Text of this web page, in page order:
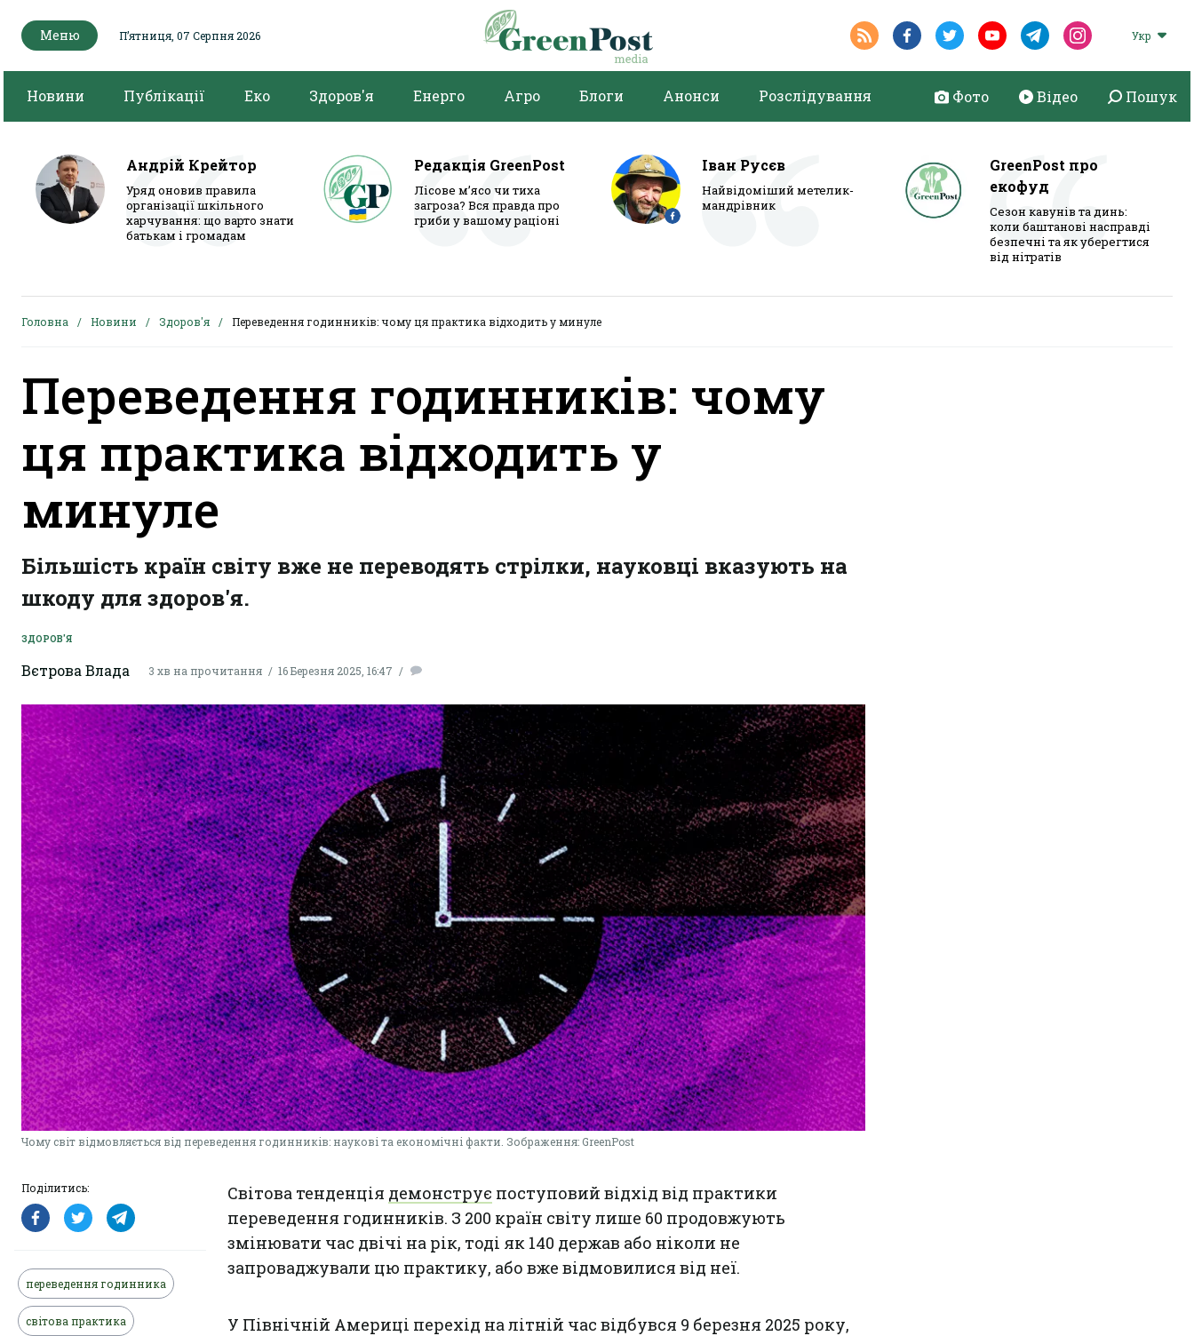
Меню Пʼятниця, 07 Серпня 2026 Укр
Новини Публікації Еко Здоров'я Енерго Агро Блоги Анонси Розслідування Фото Відео Пошук
Андрій Крейтор
Уряд оновив правила
організації шкільного
харчування: що варто знати
батькам і громадам
Редакція GreenPost
Лісове м’ясо чи тиха
загроза? Вся правда про
гриби у вашому раціоні
Іван Русєв
Найвідоміший метелик-
мандрівник
GreenPost про
екофуд
Сезон кавунів та динь:
коли баштанові насправді
безпечні та як уберегтися
від нітратів
Головна Новини Здоров'я Переведення годинників: чому ця практика відходить у минуле
Переведення годинників: чому
ця практика відходить у
минуле
Більшість країн світу вже не переводять стрілки, науковці вказують на
шкоду для здоров'я.
ЗДОРОВ'Я
Вєтрова Влада 3 хв на прочитання 16 Березня 2025, 16:47
Чому світ відмовляється від переведення годинників: наукові та економічні факти. Зображення: GreenPost
Поділитись:
переведення годинника
світова практика
Світова тенденція демонструє поступовий відхід від практики
переведення годинників. З 200 країн світу лише 60 продовжують
змінювати час двічі на рік, тоді як 140 держав або ніколи не
запроваджували цю практику, або вже відмовилися від неї.
У Північній Америці перехід на літній час відбувся 9 березня 2025 року,